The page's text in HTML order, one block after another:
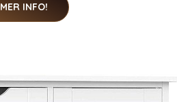
MER INFO!